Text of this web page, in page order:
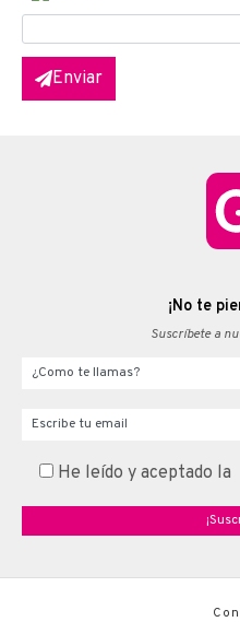
Enviar
¡No te
Suscríbete a
Your name
Email
He leído y aceptado la